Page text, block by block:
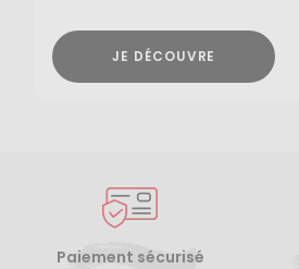
JE DÉCOUVRE
Paiement sécurisé